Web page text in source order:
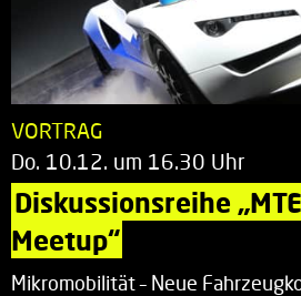
VORTRAG
Do. 10.12. um 16.30 Uhr
Diskussionsreihe
Meetup“
Mikromobilität – Neue